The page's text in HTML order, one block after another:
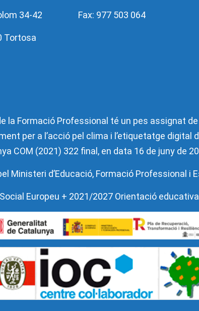
34-42
Tortosa
Fax: 977 503 064
la Formació Professional té un pes assignat
per a l’acció pel clima i l’etiquetatge digital
COM (2021) 322 final, en data 16 de juny de
d’Educació, Formació Professional i
Europeu + 2021/2027 Orientació